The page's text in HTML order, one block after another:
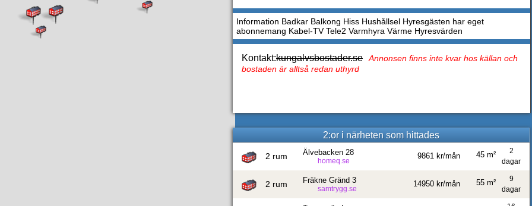
Information Badkar Balkong Hiss Hushållsel Hyresgästen har eget
abonnemang Kabel-TV Tele2 Varmhyra Värme Hyresvärden
Kontakt:kungalvsbostader.se
Annonsen finns inte kvar hos källan och
bostaden är alltså redan uthyrd
2:or i närheten som hittades
2 rum Älvebacken 28
homeq.se
9861 kr/mån
2
dagar
45 m²
2 rum Fräkne Gränd 3
samtrygg.se
14950 kr/mån
9
dagar
55 m²